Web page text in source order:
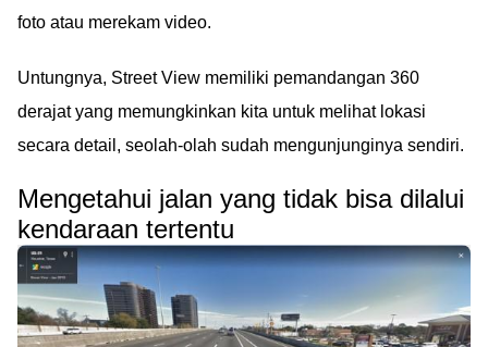
foto atau merekam video.
Untungnya, Street View memiliki pemandangan 360
derajat yang memungkinkan kita untuk melihat lokasi
secara detail, seolah-olah sudah mengunjunginya sendiri.
Mengetahui jalan yang tidak bisa dilalui
kendaraan tertentu